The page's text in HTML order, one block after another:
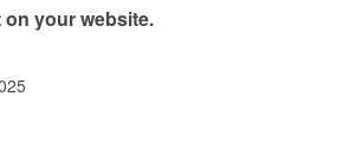
your website.